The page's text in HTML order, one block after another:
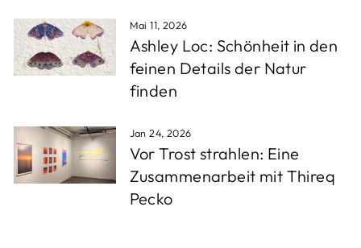
Mai 11, 2026
Ashley Loc: Schönheit in den
feinen Details der Natur
finden
Jan 24, 2026
Vor Trost strahlen: Eine
Zusammenarbeit mit Thireq
Pecko